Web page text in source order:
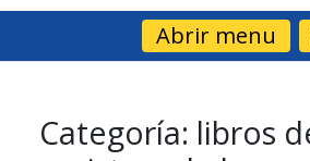
Abrir menu
Categoría: libros